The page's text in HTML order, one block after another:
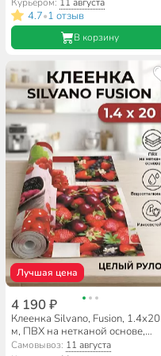
4.7•1 отзыв
В корзину
Лучшая цена
4 190 ₽
Клеенка Silvano, Fusion, 1.4х20
м, ПВХ на нетканой основе,
8662
Самовывоз: 11 августа